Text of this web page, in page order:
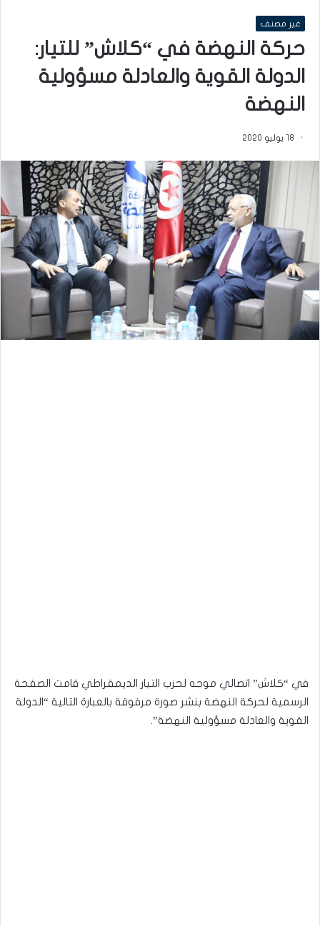
غير مصنف
حركة النهضة في “كلاش” للتيار:
الدولة القوية والعادلة مسؤولية
النهضة
18 يوليو 2020
في “كلاش” اتصالي موجه لحزب التيار الديمقراطي قامت الصفحة
الرسمية لحركة النهضة بنشر صورة مرفوقة بالعبارة التالية “الدولة
القوية والعادلة مسؤولية النهضة”.